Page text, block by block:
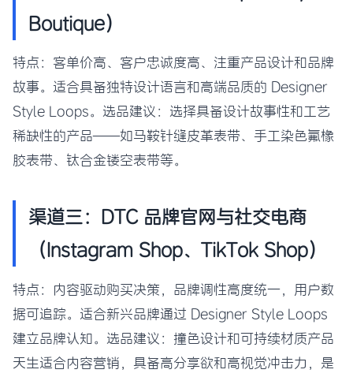
Boutique）
特点：客单价高、客户忠诚度高、注重产品设计和品牌
故事。适合具备独特设计语言和高端品质的 Designer
Style Loops。选品建议：选择具备设计故事性和工艺
稀缺性的产品——如马鞍针缝皮革表带、手工染色氟橡
胶表带、钛合金镂空表带等。
渠道三：DTC 品牌官网与社交电商
（Instagram Shop、TikTok Shop）
特点：内容驱动购买决策，品牌调性高度统一，用户数
据可追踪。适合新兴品牌通过 Designer Style Loops
建立品牌认知。选品建议：撞色设计和可持续材质产品
天生适合内容营销，具备高分享欲和高视觉冲击力，是